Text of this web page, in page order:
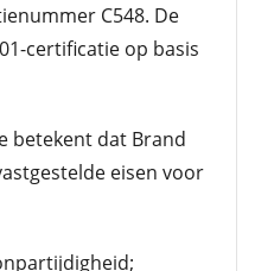
C548. De
certificatie op basis
betekent dat Brand
eisen voor